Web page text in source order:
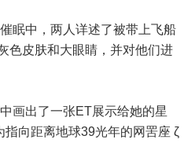
眠中，两人详述了被带上飞船
色皮肤和大眼睛，并对他们进
画出了一张ET展示给她的星
向距离地球39光年的网罟座 ζ